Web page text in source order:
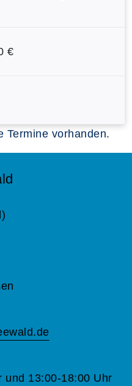
€
Termine vorhanden.
und 13:00-18:00 Uhr